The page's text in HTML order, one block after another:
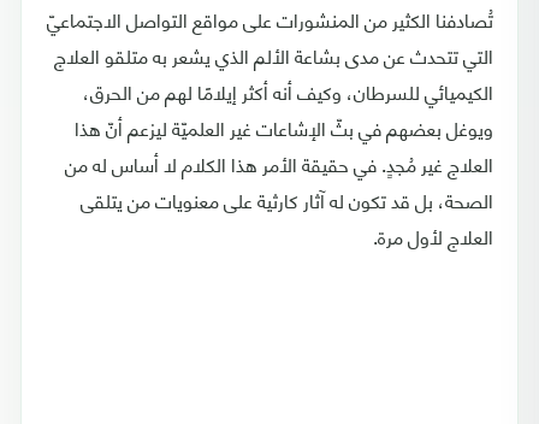
تُصادفنا الكثير من المنشورات على مواقع التواصل الاجتماعيّ
التي تتحدث عن مدى بشاعة الألم الذي يشعر به متلقو العلاج
الكيميائي للسرطان، وكيف أنه أكثر إيلامًا لهم من الحرق،
ويوغل بعضهم في بثّ الإشاعات غير العلميّة ليزعم أنّ هذا
العلاج غير مُجدٍ. في حقيقة الأمر هذا الكلام لا أساس له من
الصحة، بل قد تكون له آثار كارثية على معنويات من يتلقى
العلاج لأول مرة.